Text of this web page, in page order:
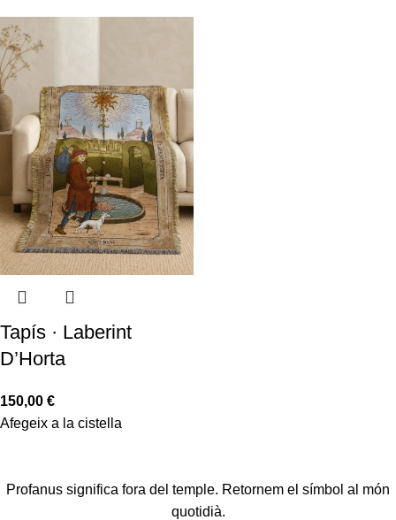
Tapís · Laberint
D’Horta
150,00 €
Afegeix a la cistella
Profanus significa fora del temple. Retornem el símbol al món
quotidià.